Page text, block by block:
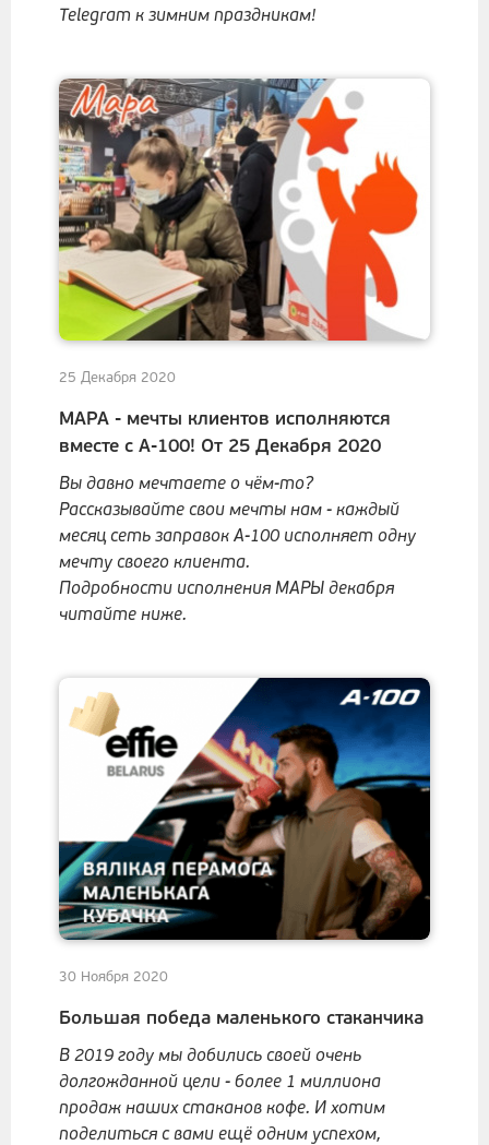
Telegram к зимним праздникам!
25 Декабря 2020
МАРА - мечты клиентов исполняются
вместе с А-100! От 25 Декабря 2020
Вы давно мечтаете о чём-то?
Рассказывайте свои мечты нам - каждый
месяц сеть заправок А-100 исполняет одну
мечту своего клиента.
Подробности исполнения МАРЫ декабря
читайте ниже.
30 Ноября 2020
Большая победа маленького стаканчика
В 2019 году мы добились своей очень
долгожданной цели - более 1 миллиона
продаж наших стаканов кофе. И хотим
поделиться с вами ещё одним успехом,